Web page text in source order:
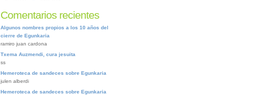
Comentarios recientes
Algunos nombres propios a los 10 años del
cierre de Egunkaria
ramiro juan cardona
Txema Auzmendi, cura jesuita
ss
Hemeroteca de sandeces sobre Egunkaria
julen alberdi
Hemeroteca de sandeces sobre Egunkaria